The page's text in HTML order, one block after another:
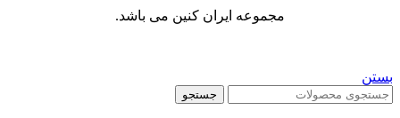
مجموعه ایران کنین می باشد.
بستن
جستجو